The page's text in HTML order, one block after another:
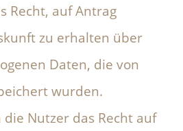
Recht, auf Antrag
zu erhalten über
Daten, die von
wurden.
Nutzer das Recht auf